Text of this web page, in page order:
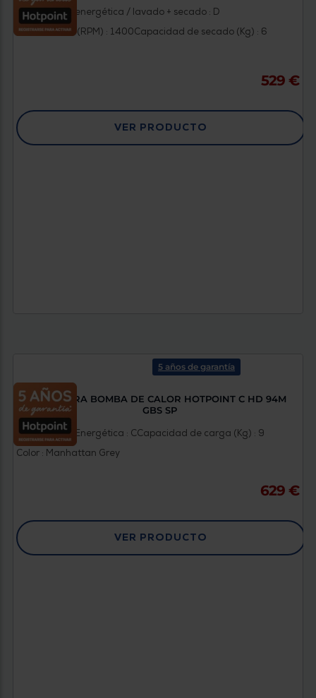
Clasificación energética / lavado + secado : D
Revoluciones (RPM) : 1400Capacidad de secado (Kg) : 6
529 €
VER PRODUCTO
5 años de garantía
SECADORA BOMBA DE CALOR HOTPOINT C HD 94M
GBS SP
Clasificación Energética : CCapacidad de carga (Kg) : 9
Color : Manhattan Grey
629 €
VER PRODUCTO